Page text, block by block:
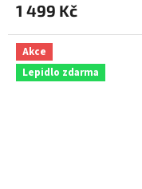
1 499 Kč
Akce
Lepidlo zdarma